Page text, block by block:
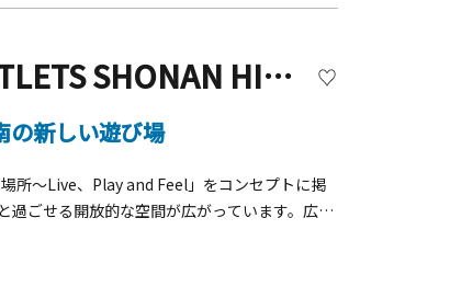
ジ アウトレット湘南平塚（THE OUTLETS SHONAN HIRATSUKA）
の新しい遊び場
所〜Live、Play and Feel」をコンセプトに掲
過ごせる開放的な空間が広がっています。広大